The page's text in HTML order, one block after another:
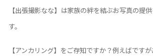
【出張撮影なな】は家族の絆を結ぶお写真の提
す。
【アンカリング】をご存知ですか？例えばです